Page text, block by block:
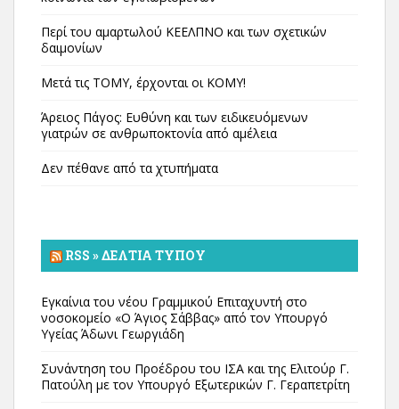
Περί του αμαρτωλού ΚΕΕΛΠΝΟ και των σχετικών
δαιμονίων
Μετά τις ΤΟΜΥ, έρχονται οι ΚΟΜΥ!
Άρειος Πάγος: Ευθύνη και των ειδικευόμενων
γιατρών σε ανθρωποκτονία από αμέλεια
Δεν πέθανε από τα χτυπήματα
RSS » ΔΕΛΤΊΑ ΤΎΠΟΥ
Εγκαίνια του νέου Γραμμικού Επιταχυντή στο
νοσοκομείο «Ο Άγιος Σάββας» από τον Υπουργό
Υγείας Άδωνι Γεωργιάδη
Συνάντηση του Προέδρου του ΙΣΑ και της Ελιτούρ Γ.
Πατούλη με τον Υπουργό Εξωτερικών Γ. Γεραπετρίτη